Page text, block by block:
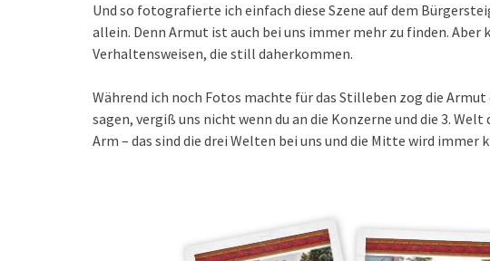
Und so fotografierte ich einfach diese Szene auf dem
allein. Denn Armut ist auch bei uns immer mehr zu finden. Aber
Verhaltensweisen, die still daherkommen.
Während ich noch Fotos machte für das Stilleben zog die
sagen, vergiß uns nicht wenn du an die Konzerne und die 3.
Arm – das sind die drei Welten bei uns und die Mitte wird immer